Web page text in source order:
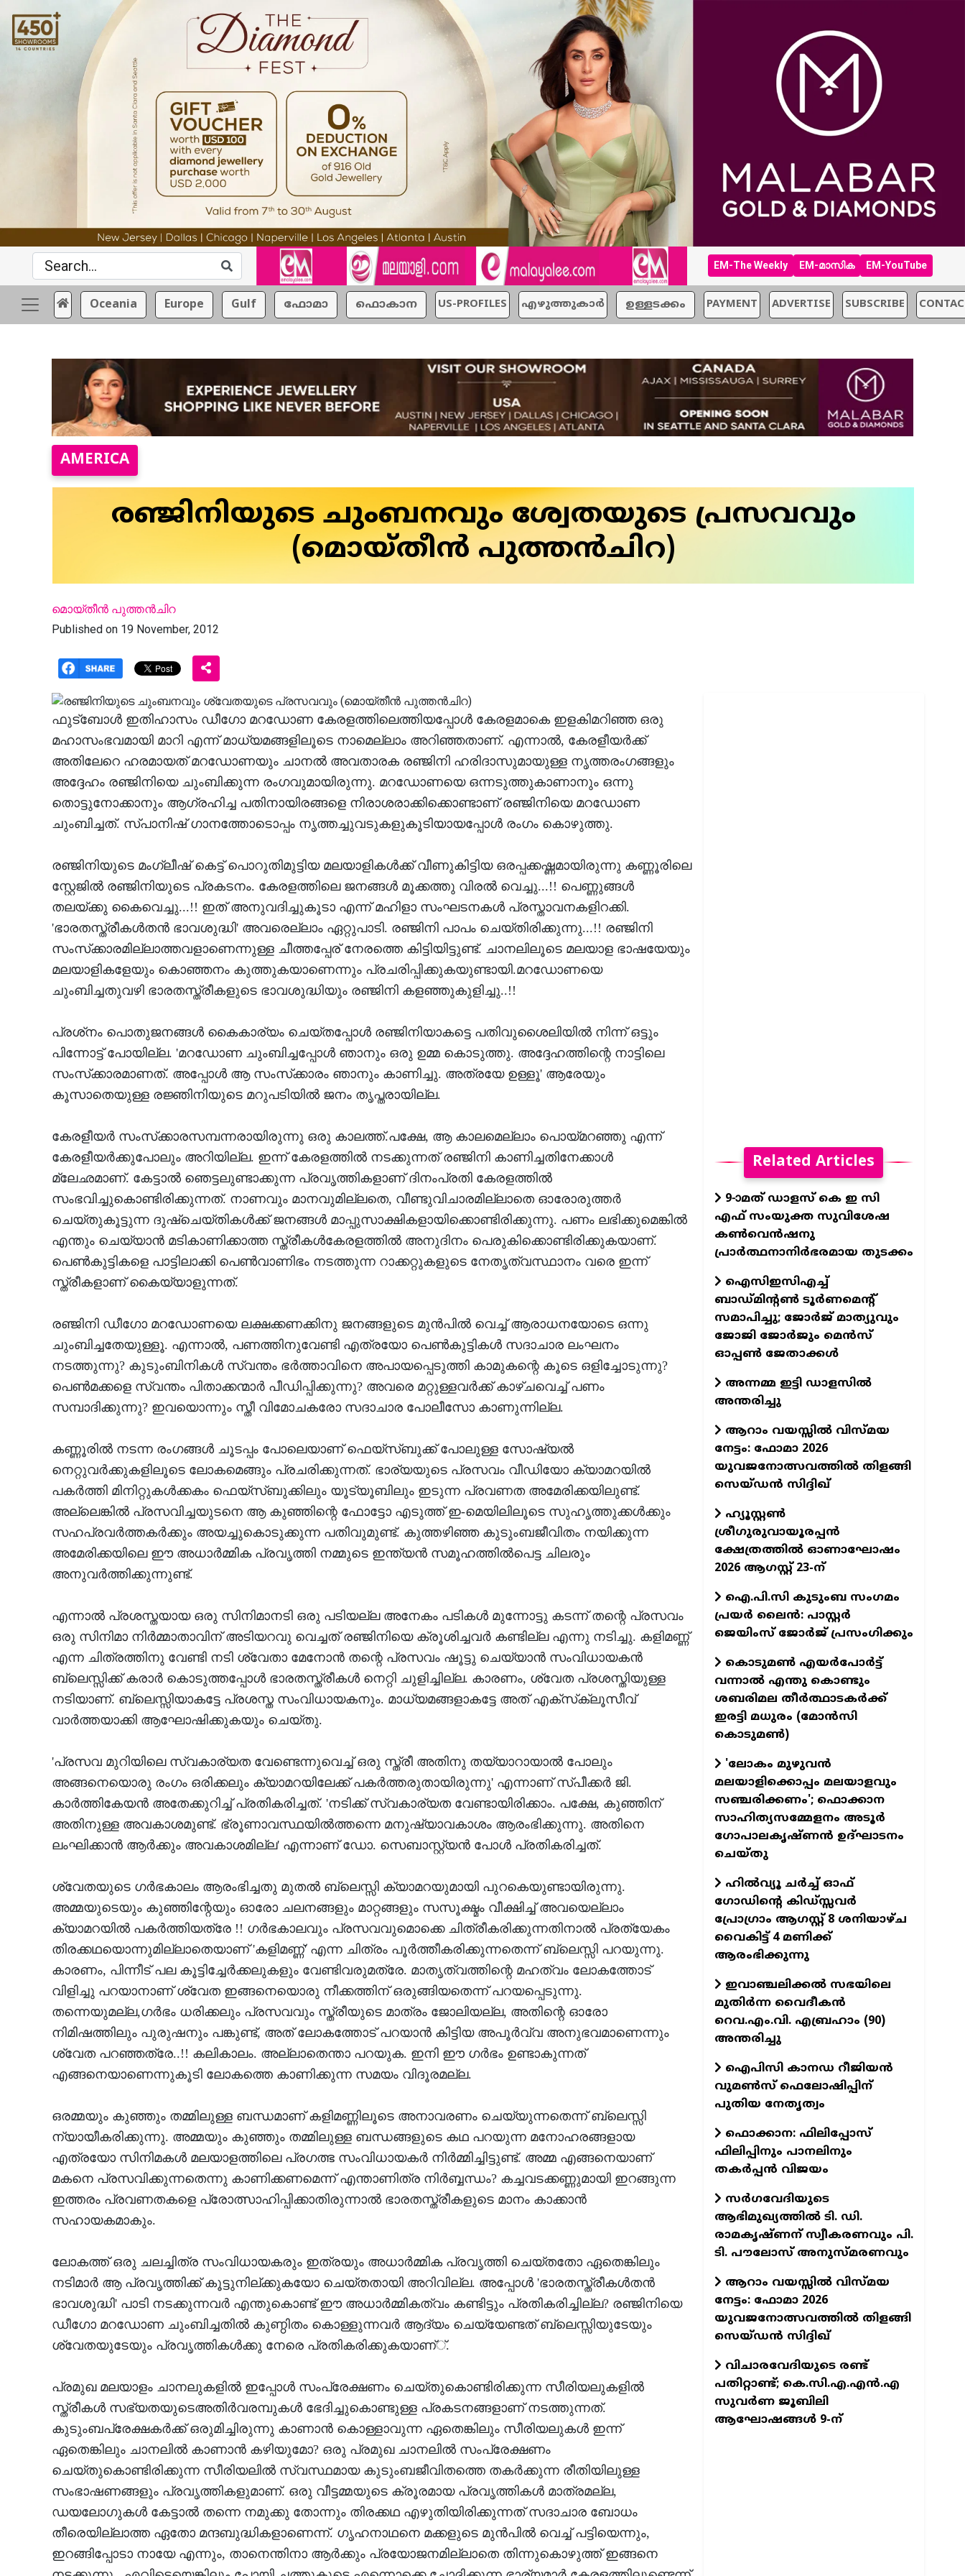
EM-The Weekly EM-മാസിക EM-YouTube
Oceania Europe Gulf ഫോമാ ഫൊകാന US-PROFILES എഴുത്തുകാര്‍ ഉള്ളടക്കം PAYMENT ADVERTISE SUBSCRIBE
AMERICA
രഞ്ജിനിയുടെ ചുംബനവും ശ്വേതയുടെ പ്രസവവും
(മൊയ്തീന്‍ പുത്തന്‍ചിറ)
മൊയ്തീന്‍ പുത്തന്‍ചിറ
Published on 19 November, 2012
ഫുട്‌ബോള്‍ ഇതിഹാസം ഡീഗോ മറഡോണ കേരളത്തിലെത്തിയപ്പോള്‍ കേരളമാകെ ഇളകിമറിഞ്ഞ ഒരു
മഹാസംഭവമായി മാറി എന്ന് മാധ്യമങ്ങളിലൂടെ നാമെല്ലാം അറിഞ്ഞതാണ്. എന്നാല്‍, കേരളീയര്‍ക്ക്
അതിലേറെ ഹരമായത് മറഡോണയും ചാനല്‍ അവതാരക രഞ്ജിനി ഹരിദാസുമായുള്ള നൃത്തരംഗങ്ങളും
അദ്ദേഹം രഞ്ജിനിയെ ചുംബിക്കുന്ന രംഗവുമായിരുന്നു. മറഡോണയെ ഒന്നടുത്തുകാണാനും ഒന്നു
തൊട്ടുനോക്കാനും ആഗ്രഹിച്ച പതിനായിരങ്ങളെ നിരാശരാക്കിക്കൊണ്ടാണ് രഞ്ജിനിയെ മറഡോണ
ചുംബിച്ചത്. സ്പാനിഷ് ഗാനത്തോടൊപ്പം നൃത്തച്ചുവടുകളുകൂടിയായപ്പോള്‍ രംഗം കൊഴുത്തു.
രഞ്ജിനിയുടെ മംഗ്ലീഷ് കെട്ട് പൊറുതിമുട്ടിയ മലയാളികള്‍ക്ക് വീണുകിട്ടിയ ഒരപ്പക്കഷ്ണമായിരുന്നു കണ്ണൂരിലെ
സ്റ്റേജില്‍ രഞ്ജിനിയുടെ പ്രകടനം. കേരളത്തിലെ ജനങ്ങള്‍ മൂക്കത്തു വിരല്‍ വെച്ചു...!! പെണ്ണുങ്ങള്‍
തലയ്ക്കു കൈവെച്ചു...!! ഇത് അനുവദിച്ചുകൂടാ എന്ന് മഹിളാ സംഘടനകള്‍ പ്രസ്താവനകളിറക്കി.
'ഭാരതസ്ത്രീകള്‍തന്‍ ഭാവശുദ്ധി' അവരെല്ലാം ഏറ്റുപാടി. രഞ്ജിനി പാപം ചെയ്തിരിക്കുന്നു...!! രഞ്ജിനി
സംസ്‌ക്കാരമില്ലാത്തവളാണെന്നുള്ള ചീത്തപ്പേര് നേരത്തെ കിട്ടിയിട്ടുണ്ട്. ചാനലിലൂടെ മലയാള ഭാഷയേയും
മലയാളികളേയും കൊഞ്ഞനം കുത്തുകയാണെന്നും പ്രചരിപ്പിക്കുകയുണ്ടായി.മറഡോണയെ
ചുംബിച്ചതുവഴി ഭാരതസ്ത്രീകളുടെ ഭാവശുദ്ധിയും രഞ്ജിനി കളഞ്ഞുകുളിച്ചു..!!
പ്രശ്‌നം പൊതുജനങ്ങള്‍ കൈകാര്യം ചെയ്തപ്പോള്‍ രഞ്ജിനിയാകട്ടെ പതിവുശൈലിയില്‍ നിന്ന് ഒട്ടും
പിന്നോട്ട് പോയില്ല. 'മറഡോണ ചുംബിച്ചപ്പോള്‍ ഞാനും ഒരു ഉമ്മ കൊടുത്തു. അദ്ദേഹത്തിന്റെ നാട്ടിലെ
സംസ്‌ക്കാരമാണത്. അപ്പോള്‍ ആ സംസ്‌ക്കാരം ഞാനും കാണിച്ചു. അത്രയേ ഉള്ളൂ' ആരേയും
കൂസാതെയുള്ള രജ്ഞിനിയുടെ മറുപടിയില്‍ ജനം തൃപ്തരായില്ല.
കേരളീയര്‍ സംസ്‌ക്കാരസമ്പന്നരായിരുന്നു ഒരു കാലത്ത്.പക്ഷേ, ആ കാലമെല്ലാം പൊയ്മറഞ്ഞു എന്ന്
കേരളീയര്‍ക്കുപോലും അറിയില്ല. ഇന്ന് കേരളത്തില്‍ നടക്കുന്നത് രഞ്ജിനി കാണിച്ചതിനേക്കാള്‍
മ്ലേഛമാണ്. കേട്ടാല്‍ ഞെട്ടലുണ്ടാക്കുന്ന പ്രവൃത്തികളാണ് ദിനംപ്രതി കേരളത്തില്‍
സംഭവിച്ചുകൊണ്ടിരിക്കുന്നത്. നാണവും മാനവുമില്ലതെ, വീണ്ടുവിചാരമില്ലാതെ ഓരോരുത്തര്‍
ചെയ്തുകൂട്ടുന്ന ദുഷ്‌ചെയ്തികള്‍ക്ക് ജനങ്ങള്‍ മാപ്പുസാക്ഷികളായിക്കൊണ്ടിരിക്കുന്നു. പണം ലഭിക്കുമെങ്കില്‍
എന്തും ചെയ്യാന്‍ മടികാണിക്കാത്ത സ്ത്രീകള്‍കേരളത്തില്‍ അനുദിനം പെരുകിക്കൊണ്ടിരിക്കുകയാണ്.
പെണ്‍കുട്ടികളെ പാട്ടിലാക്കി പെണ്‍വാണിഭം നടത്തുന്ന റാക്കറ്റുകളുടെ നേതൃത്വസ്ഥാനം വരെ ഇന്ന്
സ്ത്രീകളാണ് കൈയ്യാളുന്നത്.
രഞ്ജിനി ഡീഗോ മറഡോണയെ ലക്ഷക്കണക്കിനു ജനങ്ങളുടെ മുന്‍പില്‍ വെച്ച് ആരാധനയോടെ ഒന്നു
ചുംബിച്ചതേയുള്ളൂ. എന്നാല്‍, പണത്തിനുവേണ്ടി എത്രയോ പെണ്‍കുട്ടികള്‍ സദാചാര ലംഘനം
നടത്തുന്നു? കുടുംബിനികള്‍ സ്വന്തം ഭര്‍ത്താവിനെ അപായപ്പെടുത്തി കാമുകന്റെ കൂടെ ഒളിച്ചോടുന്നു?
പെണ്‍മക്കളെ സ്വന്തം പിതാക്കന്മാര്‍ പീഡിപ്പിക്കുന്നു? അവരെ മറ്റുള്ളവര്‍ക്ക് കാഴ്ചവെച്ച് പണം
സമ്പാദിക്കുന്നു? ഇവയൊന്നും സ്തീ വിമോചകരോ സദാചാര പോലീസോ കാണുന്നില്ല.
കണ്ണൂരില്‍ നടന്ന രംഗങ്ങള്‍ ചൂടപ്പം പോലെയാണ് ഫെയ്‌സ്ബുക്ക് പോലുള്ള സോഷ്യല്‍
നെറ്റുവര്‍ക്കുകളിലൂടെ ലോകമെങ്ങും പ്രചരിക്കുന്നത്. ഭാര്യയുടെ പ്രസവം വീഡിയോ ക്യാമറയില്‍
പകര്‍ത്തി മിനിറ്റുകള്‍ക്കകം ഫെയ്‌സ്ബുക്കിലും യൂട്യൂബിലും ഇടുന്ന പ്രവണത അമേരിക്കയിലുണ്ട്.
അല്ലെങ്കില്‍ പ്രസവിച്ചയുടനെ ആ കുഞ്ഞിന്റെ ഫോട്ടോ എടുത്ത് ഇ-മെയിലിലൂടെ സുഹൃത്തുക്കള്‍ക്കും
സഹപ്രവര്‍ത്തകര്‍ക്കും അയച്ചുകൊടുക്കുന്ന പതിവുമുണ്ട്. കുത്തഴിഞ്ഞ കുടുംബജീവിതം നയിക്കുന്ന
അമേരിക്കയിലെ ഈ അധാര്‍മ്മിക പ്രവൃത്തി നമ്മുടെ ഇന്ത്യന്‍ സമൂഹത്തില്‍പെട്ട ചിലരും
അനുവര്‍ത്തിക്കുന്നുണ്ട്.
എന്നാല്‍ പ്രശസ്തയായ ഒരു സിനിമാനടി ഒരു പടിയല്ല അനേകം പടികള്‍ മുന്നോട്ടു കടന്ന് തന്റെ പ്രസവം
ഒരു സിനിമാ നിര്‍മ്മാതാവിന് അടിയറവു വെച്ചത് രഞ്ജിനിയെ ക്രൂശിച്ചവര്‍ കണ്ടില്ല എന്നു നടിച്ചു. കളിമണ്ണ്
എന്ന ചിത്രത്തിനു വേണ്ടി നടി ശ്വേതാ മേനോന്‍ തന്റെ പ്രസവം ഷൂട്ടു ചെയ്യാന്‍ സംവിധായകന്‍
ബ്ലെസ്സിക്ക് കരാര്‍ കൊടുത്തപ്പോള്‍ ഭാരതസ്ത്രീകള്‍ നെറ്റി ചുളിച്ചില്ല. കാരണം, ശ്വേത പ്രശസ്തിയുള്ള
നടിയാണ്. ബ്ലെസ്സിയാകട്ടേ പ്രശസ്ത സംവിധായകനും. മാധ്യമങ്ങളാകട്ടേ അത് എക്‌സ്‌ക്ലൂസീവ്
വാര്‍ത്തയാക്കി ആഘോഷിക്കുകയും ചെയ്തു.
'പ്രസവ മുറിയിലെ സ്വകാര്യത വേണ്ടെന്നുവെച്ച് ഒരു സ്ത്രീ അതിനു തയ്യാറായാല്‍ പോലും
അങ്ങനെയൊരു രംഗം ഒരിക്കലും ക്യാമറയിലേക്ക് പകര്‍ത്തരുതായിരുന്നു' എന്നാണ് സ്പീക്കര്‍ ജി.
കാര്‍ത്തികേയന്‍ അതേക്കുറിച്ച് പ്രതികരിച്ചത്. 'നടിക്ക് സ്വകാര്യത വേണ്ടായിരിക്കാം. പക്ഷേ, കുഞ്ഞിന്
അതിനുള്ള അവകാശമുണ്ട്. ഭ്രൂണാവസ്ഥയില്‍ത്തന്നെ മനുഷ്യാവകാശം ആരംഭിക്കുന്നു. അതിനെ
ലംഘിക്കാന്‍ ആര്‍ക്കും അവകാശമില്ല' എന്നാണ് ഡോ. സെബാസ്റ്റ്യന്‍ പോള്‍ പ്രതികരിച്ചത്.
ശ്വേതയുടെ ഗര്‍ഭകാലം ആരംഭിച്ചതു മുതല്‍ ബ്ലെസ്സി ക്യാമറയുമായി പുറകെയുണ്ടായിരുന്നു.
അമ്മയുടെയും കുഞ്ഞിന്റേയും ഓരോ ചലനങ്ങളും മാറ്റങ്ങളും സസൂക്ഷ്മം വീക്ഷിച്ച് അവയെല്ലാം
ക്യാമറയില്‍ പകര്‍ത്തിയത്രേ !! ഗര്‍ഭകാലവും പ്രസവവുമൊക്കെ ചിത്രീകരിക്കുന്നതിനാല്‍ പ്രത്യേകം
തിരക്കഥയൊന്നുമില്ലാതെയാണ് 'കളിമണ്ണ്' എന്ന ചിത്രം പൂര്‍ത്തീകരിക്കുന്നതെന്ന് ബ്ലെസ്സി പറയുന്നു.
കാരണം, പിന്നീട് പല കൂട്ടിച്ചേര്‍ക്കലുകളും വേണ്ടിവരുമത്രേ. മാതൃത്വത്തിന്റെ മഹത്വം ലോകത്തോട്
വിളിച്ചു പറയാനാണ് ശ്വേത ഇങ്ങനെയൊരു നീക്കത്തിന് ഒരുങ്ങിയതെന്ന് പറയപ്പെടുന്നു.
തന്നെയുമല്ല,ഗര്‍ഭം ധരിക്കലും പ്രസവവും സ്ത്രീയുടെ മാത്രം ജോലിയല്ല, അതിന്റെ ഓരോ
നിമിഷത്തിലും പുരുഷനും പങ്കുണ്ട്, അത് ലോകത്തോട് പറയാന്‍ കിട്ടിയ അപൂര്‍വ്വ അനുഭവമാണെന്നും
ശ്വേത പറഞ്ഞത്രേ..!! കലികാലം. അല്ലാതെന്താ പറയുക. ഇനി ഈ ഗര്‍ഭം ഉണ്ടാകുന്നത്
എങ്ങനെയാണെന്നുകൂടി ലോകത്തെ കാണിക്കുന്ന സമയം വിദൂരമല്ല.
ഒരമ്മയും കുഞ്ഞും തമ്മിലുള്ള ബന്ധമാണ് കളിമണ്ണിലൂടെ അനാവരണം ചെയ്യുന്നതെന്ന് ബ്ലെസ്സി
ന്യായീകരിക്കുന്നു. അമ്മയും കുഞ്ഞും തമ്മിലുള്ള ബന്ധങ്ങളുടെ കഥ പറയുന്ന മനോഹരങ്ങളായ
എത്രയോ സിനിമകള്‍ മലയാളത്തിലെ പ്രഗത്ഭ സംവിധായകര്‍ നിര്‍മ്മിച്ചിട്ടുണ്ട്. അമ്മ എങ്ങനെയാണ്
മകനെ പ്രസവിക്കുന്നതെന്നു കാണിക്കണമെന്ന് എന്താണിത്ര നിര്‍ബ്ബന്ധം? കച്ചവടക്കണ്ണുമായി ഇറങ്ങുന്ന
ഇത്തരം പ്രവണതകളെ പ്രോത്സാഹിപ്പിക്കാതിരുന്നാല്‍ ഭാരതസ്ത്രീകളുടെ മാനം കാക്കാന്‍
സഹായകമാകും.
ലോകത്ത് ഒരു ചലച്ചിത്ര സംവിധായകരും ഇത്രയും അധാര്‍മ്മിക പ്രവൃത്തി ചെയ്തതോ ഏതെങ്കിലും
നടിമാര്‍ ആ പ്രവൃത്തിക്ക് കൂട്ടുനില്ക്കുകയോ ചെയ്തതായി അറിവില്ല. അപ്പോള്‍ 'ഭാരതസ്ത്രീകള്‍തന്‍
ഭാവശുദ്ധി' പാടി നടക്കുന്നവര്‍ എന്തുകൊണ്ട് ഈ അധാര്‍മ്മികത്വം കണ്ടിട്ടും പ്രതികരിച്ചില്ല? രഞ്ജിനിയെ
ഡീഗോ മറഡോണ ചുംബിച്ചതില്‍ കുണ്ഠിതം കൊള്ളുന്നവര്‍ ആദ്യം ചെയ്യേണ്ടത് ബ്ലെസ്സിയുടേയും
ശ്വേതയുടേയും പ്രവൃത്തികള്‍ക്കു നേരെ പ്രതികരിക്കുകയാണ്്.
പ്രമുഖ മലയാളം ചാനലുകളില്‍ ഇപ്പോള്‍ സംപ്രേക്ഷണം ചെയ്തുകൊണ്ടിരിക്കുന്ന സീരിയലുകളില്‍
സ്ത്രീകള്‍ സഭ്യതയുടെഅതിര്‍വരമ്പുകള്‍ ഭേദിച്ചുകൊണ്ടുള്ള പ്രകടനങ്ങളാണ് നടത്തുന്നത്.
കുടുംബപ്രേക്ഷകര്‍ക്ക് ഒരുമിച്ചിരുന്നു കാണാന്‍ കൊള്ളാവുന്ന ഏതെങ്കിലും സീരിയലുകള്‍ ഇന്ന്
ഏതെങ്കിലും ചാനലില്‍ കാണാന്‍ കഴിയുമോ? ഒരു പ്രമുഖ ചാനലില്‍ സംപ്രേക്ഷണം
ചെയ്തുകൊണ്ടിരിക്കുന്ന സീരിയലില്‍ സ്വസ്ഥമായ കുടുംബജീവിതത്തെ തകര്‍ക്കുന്ന രീതിയിലുള്ള
സംഭാഷണങ്ങളും പ്രവൃത്തികളുമാണ്. ഒരു വീട്ടമ്മയുടെ ക്രൂരമായ പ്രവൃത്തികള്‍ മാത്രമല്ല,
ഡയലോഗുകള്‍ കേട്ടാല്‍ തന്നെ നമുക്കു തോന്നും തിരക്കഥ എഴുതിയിരിക്കുന്നത് സദാചാര ബോധം
തീരെയില്ലാത്ത ഏതോ മന്ദബുദ്ധികളാണെന്ന്. ഗൃഹനാഥനെ മക്കളുടെ മുന്‍പില്‍ വെച്ച് പട്ടിയെന്നും,
ഇറങ്ങിപ്പോടാ നായേ എന്നും, താനെന്തിനാ ആര്‍ക്കും പ്രയോജനമില്ലാതെ തിന്നുകൊഴുത്ത് ഇങ്ങനെ
Related Articles
9-ാമത് ഡാളസ് കെ ഇ സി
എഫ് സംയുക്ത സുവിശേഷ
കൺവെൻഷനു
പ്രാർത്ഥനാനിർഭരമായ തുടക്കം
ഐസിഇസിഎച്ച്
ബാഡ്മിന്റൺ ടൂർണമെന്റ്
സമാപിച്ചു; ജോർജ് മാത്യുവും
ജോജി ജോർജും മെൻസ്
ഓപ്പൺ ജേതാക്കൾ
അന്നമ്മ ഇട്ടി ഡാളസിൽ
അന്തരിച്ചു
ആറാം വയസ്സിൽ വിസ്മയ
നേട്ടം: ഫോമാ 2026
യുവജനോത്സവത്തിൽ തിളങ്ങി
സെയ്ഡൻ സിദ്ദിഖ്
ഹ്യൂസ്റ്റൺ
ശ്രീഗുരുവായൂരപ്പൻ
ക്ഷേത്രത്തിൽ ഓണാഘോഷം
2026 ആഗസ്റ്റ് 23-ന്
ഐ.പി.സി കുടുംബ സംഗമം
പ്രയർ ലൈൻ: പാസ്റ്റർ
ജെയിംസ് ജോർജ് പ്രസംഗിക്കും
കൊടുമൺ എയർപോർട്ട്
വന്നാൽ എന്തു കൊണ്ടും
ശബരിമല തീർത്ഥാടകർക്ക്
ഇരട്ടി മധുരം (മോൻസി
കൊടുമൺ)
'ലോകം മുഴുവൻ
മലയാളിക്കൊപ്പം മലയാളവും
സഞ്ചരിക്കണം'; ഫൊക്കാന
സാഹിത്യസമ്മേളനം അടൂർ
ഗോപാലകൃഷ്ണൻ ഉദ്ഘാടനം
ചെയ്തു
ഹിൽവ്യൂ ചർച്ച് ഓഫ്
ഗോഡിന്റെ കിഡ്സ്സവർ
പ്രോഗ്രാം ആഗസ്റ്റ് 8 ശനിയാഴ്ച
വൈകിട്ട് 4 മണിക്ക്
ആരംഭിക്കുന്നു
ഇവാഞ്ചലിക്കൽ സഭയിലെ
മുതിർന്ന വൈദീകൻ
റെവ.എം.വി. എബ്രഹാം (90)
അന്തരിച്ചു
ഐപിസി കാനഡ റീജിയൻ
വുമൺസ് ഫെലോഷിപ്പിന്
പുതിയ നേതൃത്വം
ഫൊക്കാന: ഫിലിപ്പോസ്
ഫിലിപ്പിനും പാനലിനും
തകർപ്പൻ വിജയം
സർഗവേദിയുടെ
ആഭിമുഖ്യത്തിൽ ടി. ഡി.
രാമകൃഷ്ണന് സ്വീകരണവും പി.
ടി. പൗലോസ് അനുസ്മരണവും
ആറാം വയസ്സിൽ വിസ്മയ
നേട്ടം: ഫോമാ 2026
യുവജനോത്സവത്തിൽ തിളങ്ങി
സെയ്ഡൻ സിദ്ദിഖ്
വിചാരവേദിയുടെ രണ്ട്
പതിറ്റാണ്ട്; കെ.സി.എ.എന്‍.എ
സുവര്‍ണ ജൂബിലി
ആഘോഷങ്ങള്‍ 9-ന്